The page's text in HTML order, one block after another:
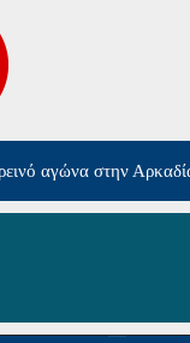
στον Ολυμπιακό Σ.Φ.Π